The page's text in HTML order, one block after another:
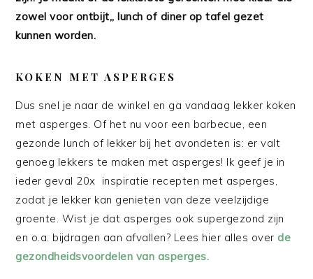
zowel voor ontbijt,, lunch of diner op tafel gezet
kunnen worden.
KOKEN MET ASPERGES
Dus snel je naar de winkel en ga vandaag lekker koken
met asperges. Of het nu voor een barbecue, een
gezonde lunch of lekker bij het avondeten is: er valt
genoeg lekkers te maken met asperges! Ik geef je in
ieder geval 20x inspiratie recepten met asperges,
zodat je lekker kan genieten van deze veelzijdige
groente. Wist je dat asperges ook supergezond zijn
en o.a. bijdragen aan afvallen? Lees hier alles overde
gezondheidsvoordelen van asperges.